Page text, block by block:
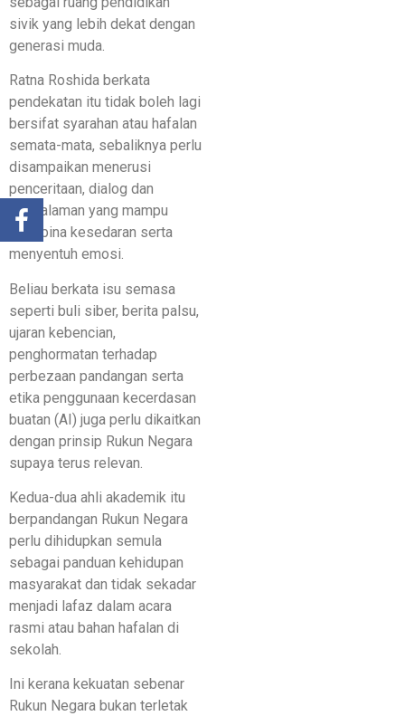
sivik yang lebih dekat dengan
generasi muda.
Ratna Roshida berkata
pendekatan itu tidak boleh lagi
bersifat syarahan atau hafalan
semata-mata, sebaliknya perlu
disampaikan menerusi
penceritaan, dialog dan
pengalaman yang mampu
membina kesedaran serta
menyentuh emosi.
Beliau berkata isu semasa
seperti buli siber, berita palsu,
ujaran kebencian,
penghormatan terhadap
perbezaan pandangan serta
etika penggunaan kecerdasan
buatan (AI) juga perlu dikaitkan
dengan prinsip Rukun Negara
supaya terus relevan.
Kedua-dua ahli akademik itu
berpandangan Rukun Negara
perlu dihidupkan semula
sebagai panduan kehidupan
masyarakat dan tidak sekadar
menjadi lafaz dalam acara
rasmi atau bahan hafalan di
sekolah.
Ini kerana kekuatan sebenar
Rukun Negara bukan terletak